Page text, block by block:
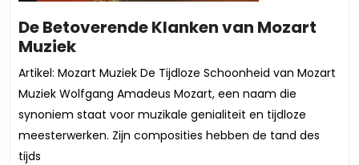
De Betoverende Klanken van Mozart
MuziekDe
Betoverende
Klanken
van
Mozart
Muziek
Artikel: Mozart Muziek De Tijdloze Schoonheid van Mozart
Muziek Wolfgang Amadeus Mozart, een naam die
synoniem staat voor muzikale genialiteit en tijdloze
meesterwerken. Zijn composities hebben de tand des
tijds